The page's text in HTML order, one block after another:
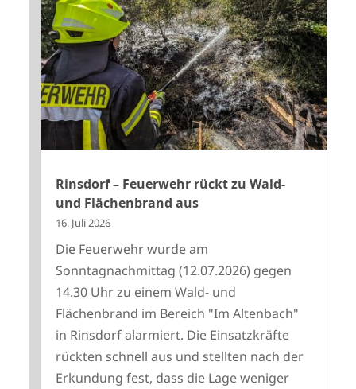
Rinsdorf – Feuerwehr rückt zu Wald-
und Flächenbrand aus
16. Juli 2026
Die Feuerwehr wurde am
Sonntagnachmittag (12.07.2026) gegen
14.30 Uhr zu einem Wald- und
Flächenbrand im Bereich "Im Altenbach"
in Rinsdorf alarmiert. Die Einsatzkräfte
rückten schnell aus und stellten nach der
Erkundung fest, dass die Lage weniger